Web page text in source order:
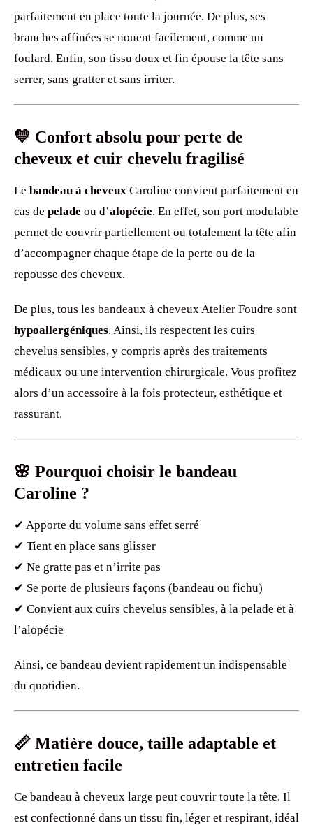
parfaitement en place toute la journée. De plus, ses
branches affinées se nouent facilement, comme un
foulard. Enfin, son tissu doux et fin épouse la tête sans
serrer, sans gratter et sans irriter.
💛 Confort absolu pour perte de
cheveux et cuir chevelu fragilisé
Le bandeau à cheveux Caroline convient parfaitement en
cas de pelade ou d’alopécie. En effet, son port modulable
permet de couvrir partiellement ou totalement la tête afin
d’accompagner chaque étape de la perte ou de la
repousse des cheveux.
De plus, tous les bandeaux à cheveux Atelier Foudre sont
hypoallergéniques. Ainsi, ils respectent les cuirs
chevelus sensibles, y compris après des traitements
médicaux ou une intervention chirurgicale. Vous profitez
alors d’un accessoire à la fois protecteur, esthétique et
rassurant.
🌸 Pourquoi choisir le bandeau
Caroline ?
✔ Apporte du volume sans effet serré
✔ Tient en place sans glisser
✔ Ne gratte pas et n’irrite pas
✔ Se porte de plusieurs façons (bandeau ou fichu)
✔ Convient aux cuirs chevelus sensibles, à la pelade et à
l’alopécie
Ainsi, ce bandeau devient rapidement un indispensable
du quotidien.
📏 Matière douce, taille adaptable et
entretien facile
Ce bandeau à cheveux large peut couvrir toute la tête. Il
est confectionné dans un tissu fin, léger et respirant, idéal